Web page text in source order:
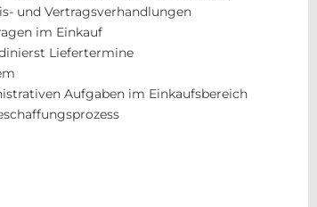
und Vertragsverhandlungen
im Einkauf
Liefertermine
Aufgaben im Einkaufsbereich